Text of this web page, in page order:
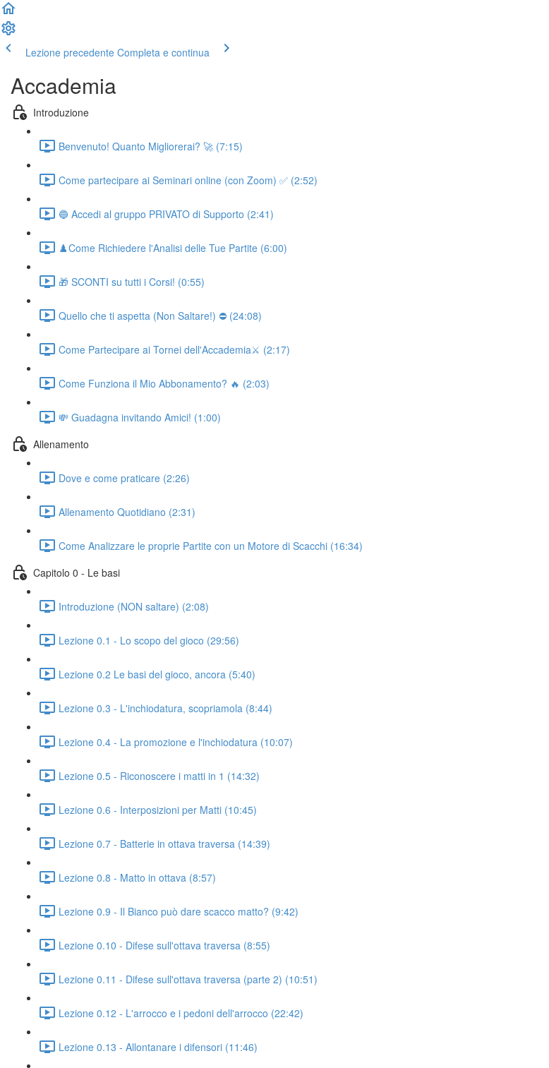
Lezione precedente Completa e continua
Accademia
Introduzione
Benvenuto! Quanto Migliorerai? 🚀 (7:15)
Come partecipare ai Seminari online (con Zoom) ✅ (2:52)
🔵 Accedi al gruppo PRIVATO di Supporto (2:41)
♟️Come Richiedere l'Analisi delle Tue Partite (6:00)
🎁 SCONTI su tutti i Corsi! (0:55)
Quello che ti aspetta (Non Saltare!) ⛔ (24:08)
Come Partecipare ai Tornei dell'Accademia⚔️ (2:17)
Come Funziona il Mio Abbonamento? 🔥 (2:03)
💸 Guadagna invitando Amici! (1:00)
Allenamento
Dove e come praticare (2:26)
Allenamento Quotidiano (2:31)
Come Analizzare le proprie Partite con un Motore di Scacchi (16:34)
Capitolo 0 - Le basi
Introduzione (NON saltare) (2:08)
Lezione 0.1 - Lo scopo del gioco (29:56)
Lezione 0.2 Le basi del gioco, ancora (5:40)
Lezione 0.3 - L'inchiodatura, scopriamola (8:44)
Lezione 0.4 - La promozione e l'inchiodatura (10:07)
Lezione 0.5 - Riconoscere i matti in 1 (14:32)
Lezione 0.6 - Interposizioni per Matti (10:45)
Lezione 0.7 - Batterie in ottava traversa (14:39)
Lezione 0.8 - Matto in ottava (8:57)
Lezione 0.9 - Il Bianco può dare scacco matto? (9:42)
Lezione 0.10 - Difese sull'ottava traversa (8:55)
Lezione 0.11 - Difese sull'ottava traversa (parte 2) (10:51)
Lezione 0.12 - L'arrocco e i pedoni dell'arrocco (22:42)
Lezione 0.13 - Allontanare i difensori (11:46)